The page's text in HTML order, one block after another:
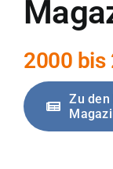
2000 bis
Zu